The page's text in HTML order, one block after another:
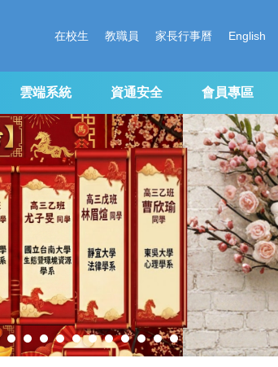
雲端系統 資通安全 會員專區
在校生 教職員 家長行事曆 English